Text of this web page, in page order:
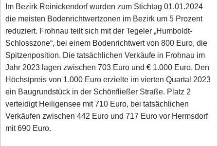
Im Bezirk Reinickendorf wurden zum Stichtag 01.01.2024
die meisten Bodenrichtwertzonen im Bezirk um 5 Prozent
reduziert. Frohnau teilt sich mit der Tegeler „Humboldt-
Schlosszone“, bei einem Bodenrichtwert von 800 Euro, die
Spitzenposition. Die tatsächlichen Verkäufe in Frohnau im
Jahr 2023 lagen zwischen 703 Euro und € 1.000 Euro. Den
Höchstpreis von 1.000 Euro erzielte im vierten Quartal 2023
ein Baugrundstück in der Schönfließer Straße. Platz 2
verteidigt Heiligensee mit 710 Euro, bei tatsächlichen
Verkäufen zwischen 442 Euro und 717 Euro vor Hermsdorf
mit 690 Euro.